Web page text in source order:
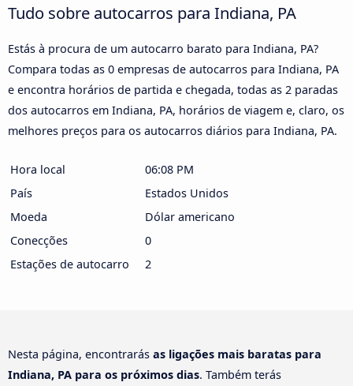
Tudo sobre autocarros para Indiana, PA
Estás à procura de um autocarro barato para Indiana, PA?
Compara todas as 0 empresas de autocarros para Indiana, PA
e encontra horários de partida e chegada, todas as 2 paradas
dos autocarros em Indiana, PA, horários de viagem e, claro, os
melhores preços para os autocarros diários para Indiana, PA.
Hora local
06:08 PM
País
Estados Unidos
Moeda
Dólar americano
Conecções
0
Estações de autocarro
2
Nesta página, encontrarás as ligações mais baratas para
Indiana, PA para os próximos dias. Também terás